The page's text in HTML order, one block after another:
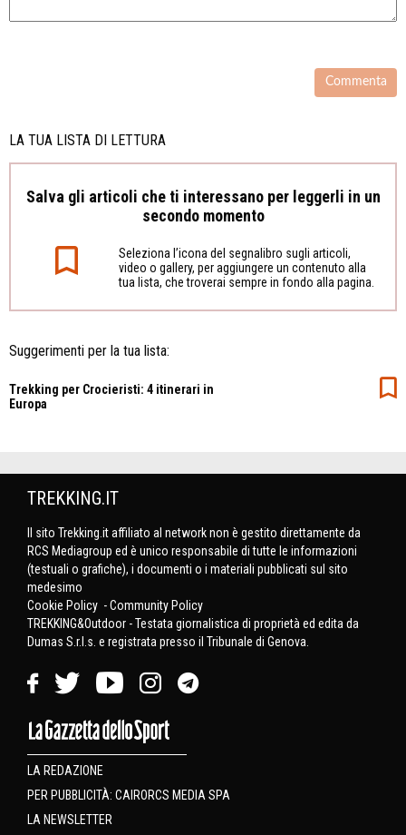
LA TUA LISTA DI LETTURA
Salva gli articoli che ti interessano per leggerli in un
secondo momento
Seleziona l’icona del segnalibro sugli articoli,
video o gallery, per aggiungere un contenuto alla
tua lista, che troverai sempre in fondo alla pagina.
Suggerimenti per la tua lista:
Trekking per Crocieristi: 4 itinerari in
Europa
TREKKING.IT
Il sito Trekking.it affiliato al network non è gestito direttamente da
RCS Mediagroup ed è unico responsabile di tutte le informazioni
(testuali o grafiche), i documenti o i materiali pubblicati sul sito
medesimo
Cookie Policy -Community Policy
TREKKING&Outdoor - Testata giornalistica di proprietà ed edita da
Dumas S.r.l.s. e registrata presso il Tribunale di Genova.
LA REDAZIONE
PER PUBBLICITÀ: CAIRORCS MEDIA SPA
LA NEWSLETTER